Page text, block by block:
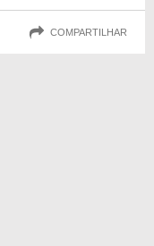
COMPARTILHAR